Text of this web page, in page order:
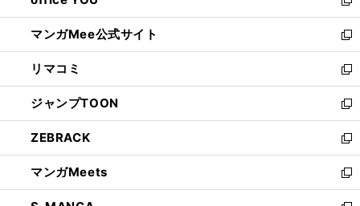
開
く
ン
ド
ウ
で
開
く
ウ
ィ
ン
ド
ウ
で
開
く
新
し
い
ウ
ィ
ン
ド
ウ
で
開
く
マンガMee公式サイト
新
し
い
ウ
ィ
ン
ド
ウ
で
開
リマコミ
新
し
い
ウ
ィ
ン
ド
ウ
ジャンプTOON
新
し
い
ウ
ィ
ン
ZEBRACK
新
し
い
ウ
マンガMeets
新
し